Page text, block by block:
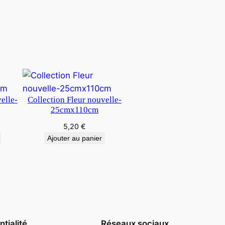
Collection Fleur nouvelle-
25cmx110cm
5,20 €
Ajouter au panier